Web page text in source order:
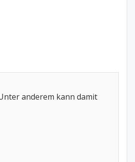
anderem kann damit